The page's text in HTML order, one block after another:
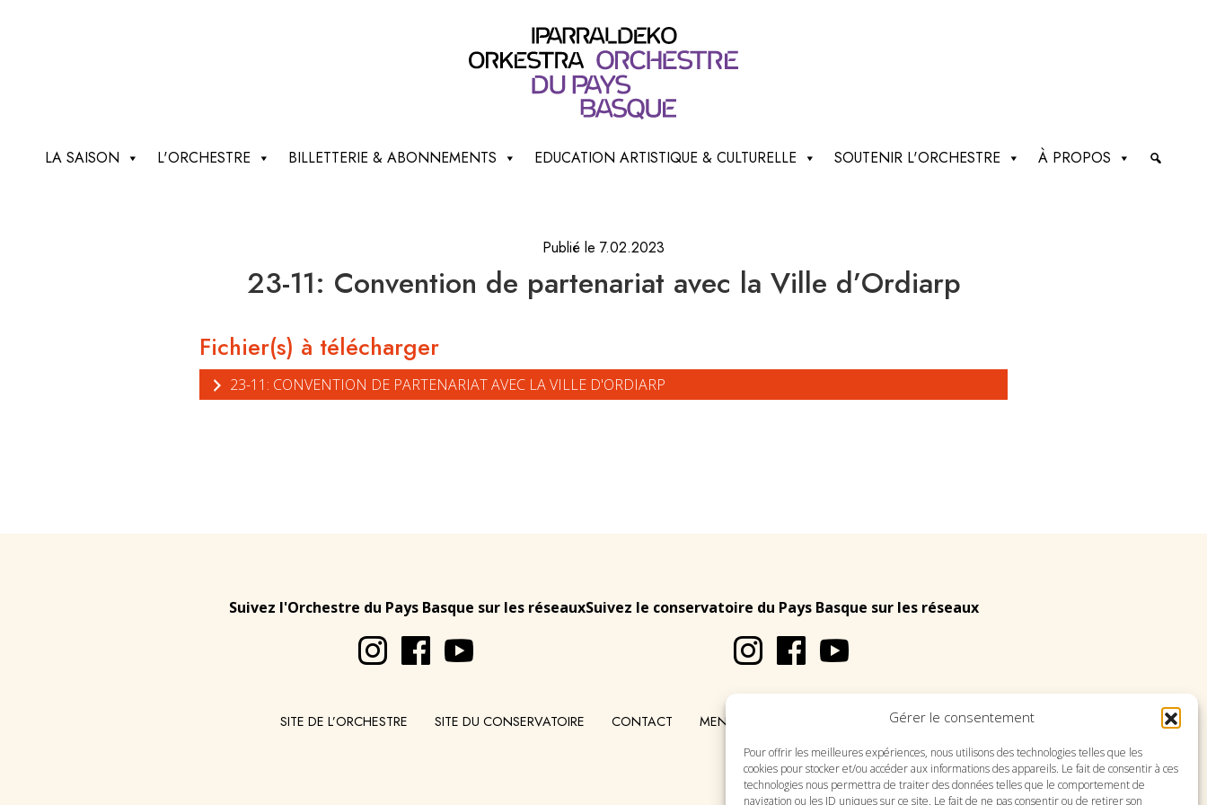
Gérer le consentement
Pour offrir les meilleures expériences, nous utilisons des technologies telles que les
cookies pour stocker et/ou accéder aux informations des appareils. Le fait de consentir à ces
technologies nous permettra de traiter des données telles que le comportement de
navigation ou les ID uniques sur ce site. Le fait de ne pas consentir ou de retirer son
LA SAISON L'ORCHESTRE BILLETTERIE & ABONNEMENTS EDUCATION ARTISTIQUE & CULTURELLE SOUTENIR L'ORCHESTRE À PROPOS
Publié le 7.02.2023
23-11: Convention de partenariat avec la Ville d’Ordiarp
Fichier(s) à télécharger
23-11: CONVENTION DE PARTENARIAT AVEC LA VILLE D'ORDIARP
Suivez l'Orchestre du Pays Basque sur les réseauxSuivez le conservatoire du Pays Basque sur les réseaux
SITE DE L’ORCHESTRE SITE DU CONSERVATOIRE CONTACT MENTIONS LÉGALES PLAN DU SITE